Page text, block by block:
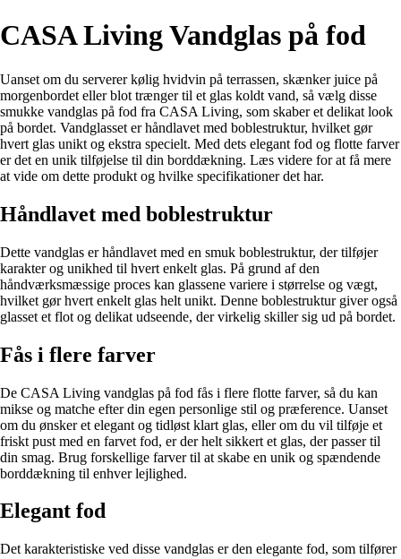
CASA Living Vandglas på fod
Uanset om du serverer kølig hvidvin på terrassen, skænker juice på
morgenbordet eller blot trænger til et glas koldt vand, så vælg disse
smukke vandglas på fod fra CASA Living, som skaber et delikat look
på bordet. Vandglasset er håndlavet med boblestruktur, hvilket gør
hvert glas unikt og ekstra specielt. Med dets elegant fod og flotte farver
er det en unik tilføjelse til din borddækning. Læs videre for at få mere
at vide om dette produkt og hvilke specifikationer det har.
Håndlavet med boblestruktur
Dette vandglas er håndlavet med en smuk boblestruktur, der tilføjer
karakter og unikhed til hvert enkelt glas. På grund af den
håndværksmæssige proces kan glassene variere i størrelse og vægt,
hvilket gør hvert enkelt glas helt unikt. Denne boblestruktur giver også
glasset et flot og delikat udseende, der virkelig skiller sig ud på bordet.
Fås i flere farver
De CASA Living vandglas på fod fås i flere flotte farver, så du kan
mikse og matche efter din egen personlige stil og præference. Uanset
om du ønsker et elegant og tidløst klart glas, eller om du vil tilføje et
friskt pust med en farvet fod, er der helt sikkert et glas, der passer til
din smag. Brug forskellige farver til at skabe en unik og spændende
borddækning til enhver lejlighed.
Elegant fod
Det karakteristiske ved disse vandglas er den elegante fod, som tilfører